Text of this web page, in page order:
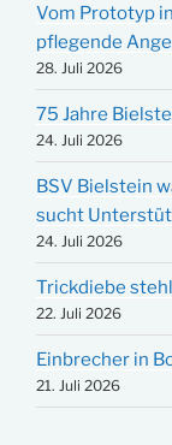
Vom Prototyp
pflegende
28. Juli 2026
75 Jahre
24. Juli 2026
BSV Bielstein
sucht
24. Juli 2026
Trickdiebe
22. Juli 2026
Einbrecher in
21. Juli 2026